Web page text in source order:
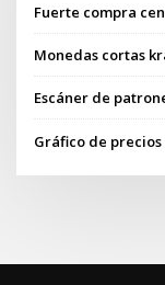
Fuerte compra
Monedas cortas
Escáner de
Gráfico de